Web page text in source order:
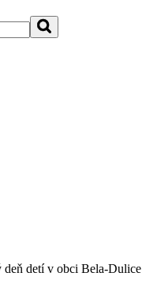
deň detí v obci Bela-Dulice